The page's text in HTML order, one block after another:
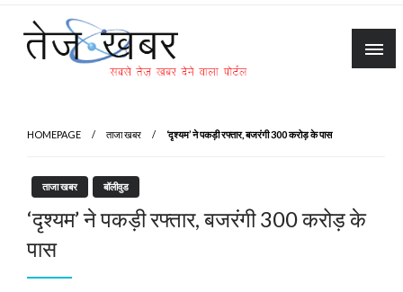
Skip
content
HOMEPAGE ताजा खबर ‘दृश्यम’ ने पकड़ी रफ्तार, बजरंगी 300 करोड़ के पास
ताजा खबर बॉलीवुड
‘दृश्यम’ ने पकड़ी रफ्तार, बजरंगी 300 करोड़ के
पास